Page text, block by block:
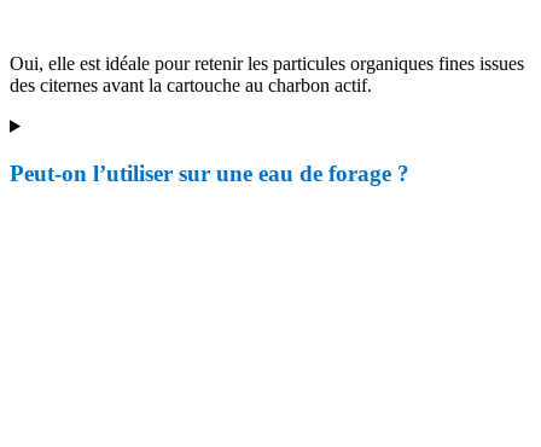
Oui, elle est idéale pour retenir les particules organiques fines issues
des citernes avant la cartouche au charbon actif.
Peut-on l’utiliser sur une eau de forage ?